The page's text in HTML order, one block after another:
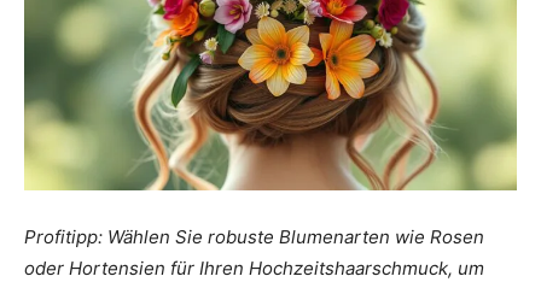
Profitipp: Wählen Sie robuste Blumenarten wie Rosen
oder Hortensien für Ihren Hochzeitshaarschmuck, um